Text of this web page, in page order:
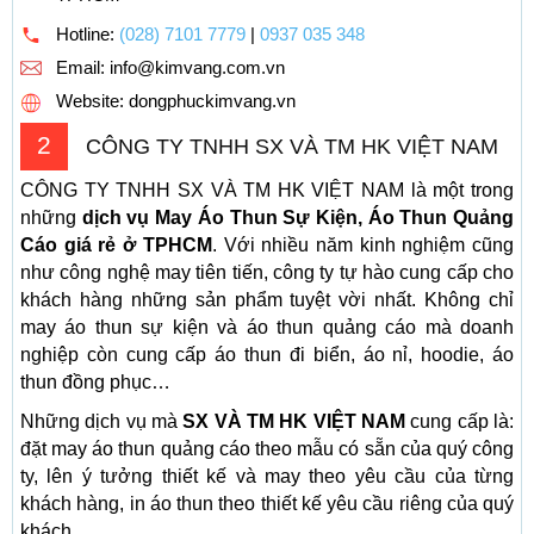
Hotline: (028) 7101 7779 | 0937 035 348
Email: info@kimvang.com.vn
Website: dongphuckimvang.vn
2 CÔNG TY TNHH SX VÀ TM HK VIỆT NAM
CÔNG TY TNHH SX VÀ TM HK VIỆT NAM là một trong
những dịch vụ May Áo Thun Sự Kiện, Áo Thun Quảng
Cáo giá rẻ ở TPHCM. Với nhiều năm kinh nghiệm cũng
như công nghệ may tiên tiến, công ty tự hào cung cấp cho
khách hàng những sản phẩm tuyệt vời nhất. Không chỉ
may áo thun sự kiện và áo thun quảng cáo mà doanh
nghiệp còn cung cấp áo thun đi biển, áo nỉ, hoodie, áo
thun đồng phục…
Những dịch vụ màSX VÀ TM HK VIỆT NAM cung cấp là:
đặt may áo thun quảng cáo theo mẫu có sẵn của quý công
ty, lên ý tưởng thiết kế và may theo yêu cầu của từng
khách hàng, in áo thun theo thiết kế yêu cầu riêng của quý